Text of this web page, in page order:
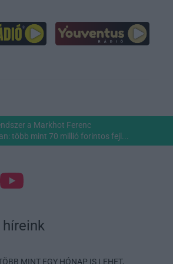
a Markhot Ferenc
több mint 70 millió forintos fejl...
MINT EGY HÓNAP IS LEHET,